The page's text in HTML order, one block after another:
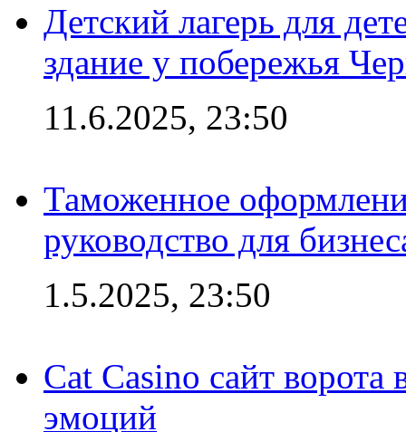
Детский лагерь для
здание у побережья
11.6.2025, 23:50
Таможенное
руководство для
1.5.2025, 23:50
Cat Casino сайт
эмоций